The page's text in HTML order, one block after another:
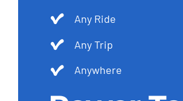
Any Ride
Any Trip
Anywhere